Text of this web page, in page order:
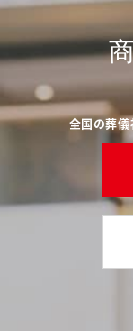
全国の葬儀